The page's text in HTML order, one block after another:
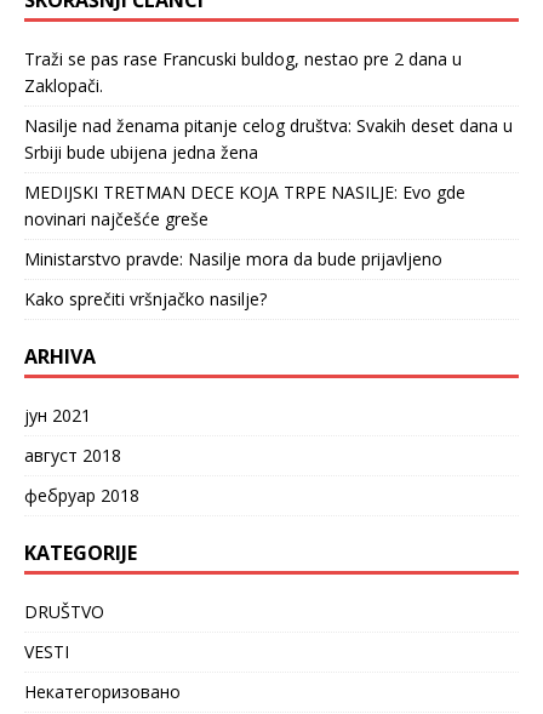
Traži se pas rase Francuski buldog, nestao pre 2 dana u
Zaklopači.
Nasilje nad ženama pitanje celog društva: Svakih deset dana u
Srbiji bude ubijena jedna žena
MEDIJSKI TRETMAN DECE KOJA TRPE NASILJE: Evo gde
novinari najčešće greše
Ministarstvo pravde: Nasilje mora da bude prijavljeno
Kako sprečiti vršnjačko nasilje?
ARHIVA
јун 2021
август 2018
фебруар 2018
KATEGORIJE
DRUŠTVO
VESTI
Некатегоризовано